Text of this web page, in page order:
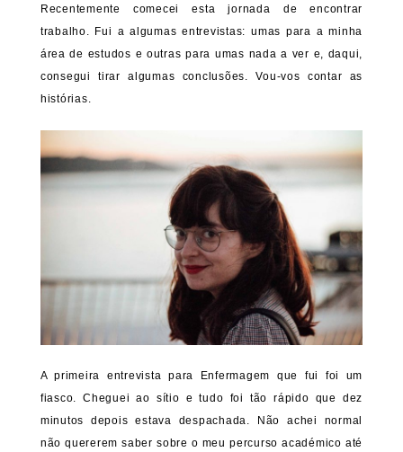
Recentemente comecei esta jornada de encontrar
trabalho. Fui a algumas entrevistas: umas para a minha
área de estudos e outras para umas nada a ver e, daqui,
consegui tirar algumas conclusões. Vou-vos contar as
histórias.
A primeira entrevista para Enfermagem que fui foi um
fiasco. Cheguei ao sítio e tudo foi tão rápido que dez
minutos depois estava despachada. Não achei normal
não quererem saber sobre o meu percurso académico até